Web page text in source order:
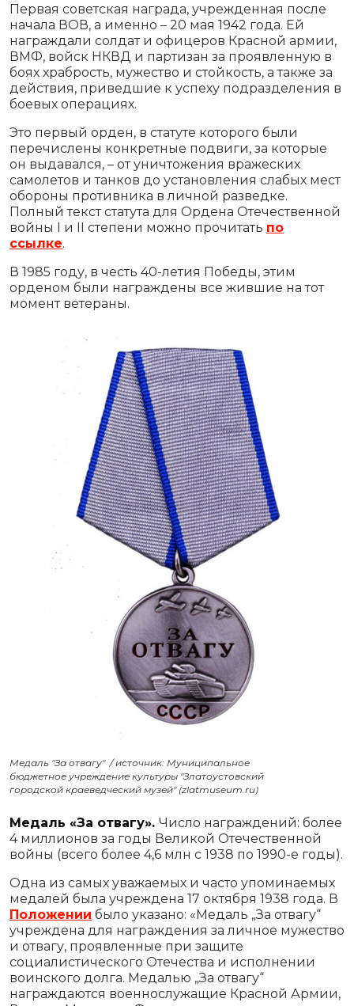
Первая советская награда, учрежденная после
начала ВОВ, а именно – 20 мая 1942 года. Ей
награждали солдат и офицеров Красной армии,
ВМФ, войск НКВД и партизан за проявленную в
боях храбрость, мужество и стойкость, а также за
действия, приведшие к успеху подразделения в
боевых операциях.
Это первый орден, в статуте которого были
перечислены конкретные подвиги, за которые
он выдавался, – от уничтожения вражеских
самолетов и танков до установления слабых мест
обороны противника в личной разведке.
Полный текст статута для Ордена Отечественной
войны I и II степени можно прочитать по
ссылке.
В 1985 году, в честь 40-летия Победы, этим
орденом были награждены все жившие на тот
момент ветераны.
Медаль "За отвагу" / источник: Муниципальное
бюджетное учреждение культуры "Златоустовский
городской краеведческий музей" (zlatmuseum.ru)
Медаль «За отвагу». Число награждений: более
4 миллионов за годы Великой Отечественной
войны (всего более 4,6 млн с 1938 по 1990-е годы).
Одна из самых уважаемых и часто упоминаемых
медалей была учреждена 17 октября 1938 года. В
Положении было указано: «Медаль „За отвагу“
учреждена для награждения за личное мужество
и отвагу, проявленные при защите
социалистического Отечества и исполнении
воинского долга. Медалью „За отвагу“
награждаются военнослужащие Красной Армии,